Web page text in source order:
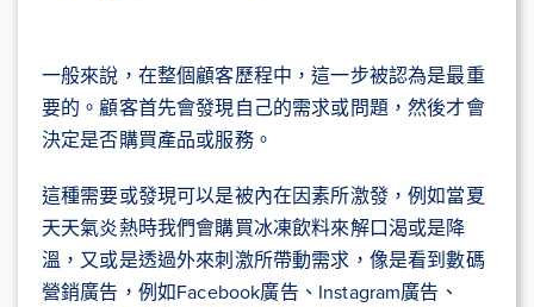
一般來說，在整個顧客歷程中，這一步被認為是最重
要的。顧客首先會發現自己的需求或問題，然後才會
決定是否購買產品或服務。
這種需要或發現可以是被內在因素所激發，例如當夏
天天氣炎熱時我們會購買冰凍飲料來解口渴或是降
溫，又或是透過外來刺激所帶動需求，像是看到數碼
營銷廣告，例如Facebook廣告、Instagram廣告、